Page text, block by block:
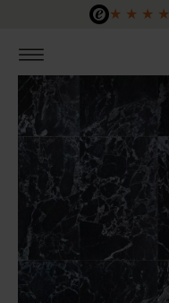
Zum Hauptinhalt springen
★ ★ ★ ★